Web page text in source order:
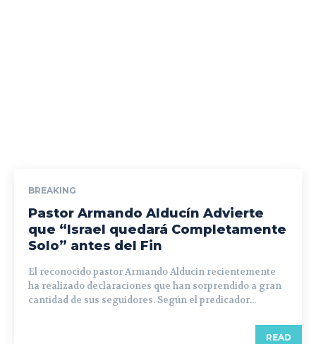
BREAKING
Pastor Armando Alducín Advierte
que “Israel quedará Completamente
Solo” antes del Fin
El reconocido pastor Armando Alducin recientemente
ha realizado declaraciones que han sorprendido a gran
cantidad de sus seguidores. Según el predicador...
READ